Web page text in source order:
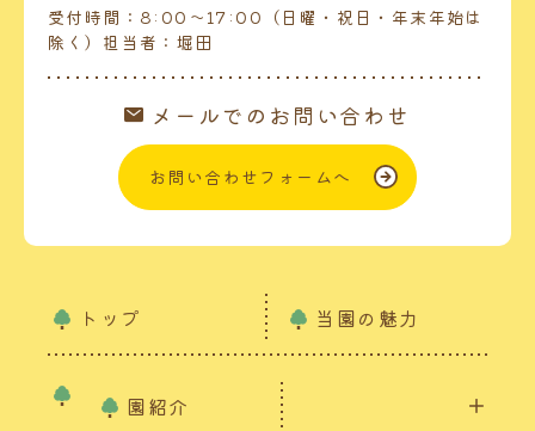
受付時間：8:00～17:00（日曜・祝日・年末年始は
除く）担当者：堀田
メールでのお問い合わせ
お問い合わせフォームへ
トップ 当園の魅力
園紹介